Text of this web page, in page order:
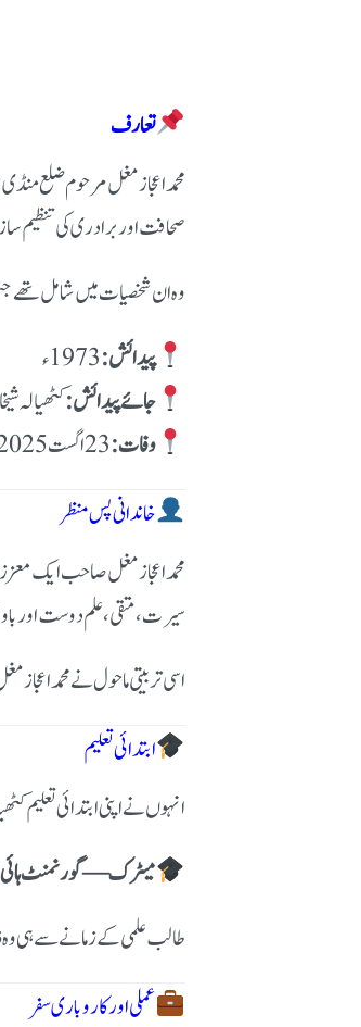
تعارف
محمد اعجاز مغل مرحوم ضلع
صحافت اور برادری کی تنظیم
وہ ان شخصیات میں شامل تھے
پیدائش:
جائے پیدائش:کٹھیالہ
وفات:
خاندانی پس منظر
محمد اعجاز مغل صاحب ایک
سیرت، متقی، علم دوست اور
اسی تربیتی ماحول نے محمد
ابتدائی تعلیم
انہوں نے اپنی ابتدائی تعلیم
میٹرک — گورنمنٹ ہائی
طالب علمی کے زمانے سے ہی
عملی اور کاروباری سفر